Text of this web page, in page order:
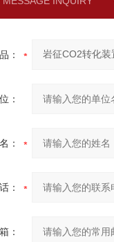
：
：
：
：
：